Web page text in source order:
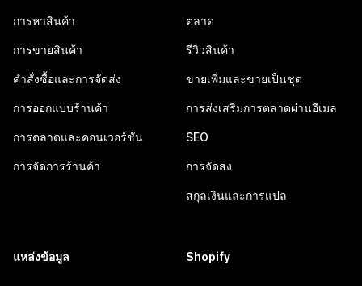
การหาสินค้า
การขายสินค้า
คำสั่งซื้อและการจัดส่ง
การออกแบบร้านค้า
การตลาดและคอนเวอร์ชัน
การจัดการร้านค้า
ตลาด
รีวิวสินค้า
ขายเพิ่มและขายเป็นชุด
การส่งเสริมการตลาดผ่านอีเมล
SEO
การจัดส่ง
สกุลเงินและการแปล
แหล่งข้อมูล Shopify